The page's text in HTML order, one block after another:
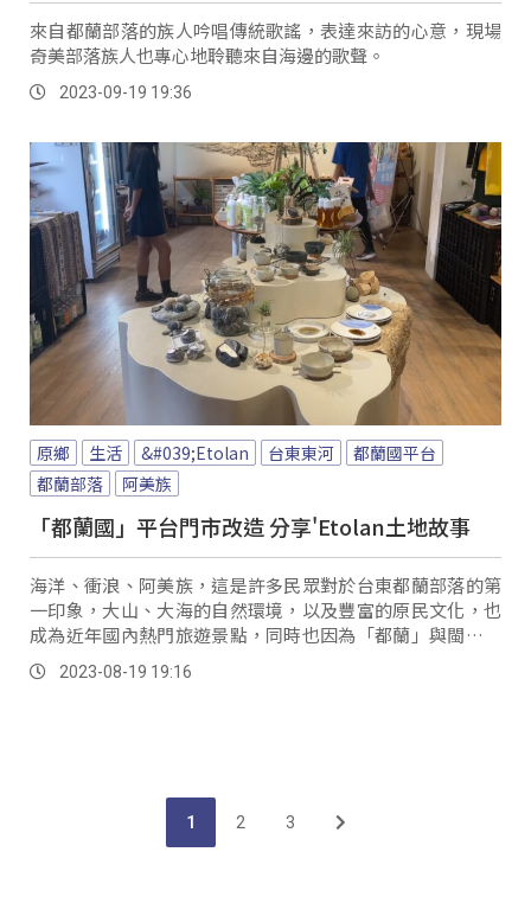
來自都蘭部落的族人吟唱傳統歌謠，表達來訪的心意，現場
奇美部落族人也專心地聆聽來自海邊的歌聲。
2023-09-19 19:36
原鄉 生活 &#039;Etolan 台東東河
都蘭國平台
都蘭部落
阿美族
「都蘭國」平台門市改造 分享'Etolan土地故事
海洋、衝浪、阿美族，這是許多民眾對於台東都蘭部落的第
一印象，大山、大海的自然環境，以及豐富的原民文化，也
成為近年國內熱門旅遊景點，同時也因為「都蘭」與閩南語
「堵覽」發音很相似，引起網路熱議；但都蘭這個中文地
名，其實是由阿美族語「&#8217;Etolan」翻譯而來，意思
2023-08-19 19:16
1 2 3